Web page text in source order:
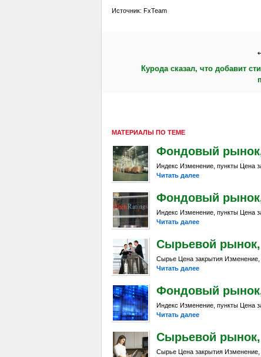
Источник: FxTeam
Курода сказал, что добавит
МАТЕРИАЛЫ ПО ТЕМЕ
Фондовый рынок,
Индекс Изменение, пункты Цена
Читать далее
Фондовый рынок,
Индекс Изменение, пункты Цена
Читать далее
Сырьевой рынок,
Сырье Цена закрытия Изменение,
Читать далее
Фондовый рынок,
Индекс Изменение, пункты Цена
Читать далее
Сырьевой рынок,
Сырье Цена закрытия Изменение,